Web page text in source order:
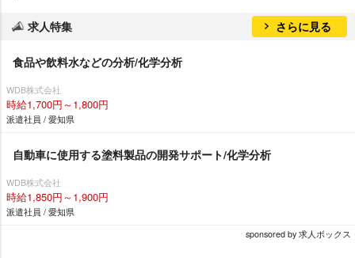
求人特集 さらに見る
食品や飲料水などの分析/化学分析
WDB株式会社
時給1,700円～1,800円
派遣社員 / 愛知県
自動車に使用する塗料製品の開発サポート/化学分析
WDB株式会社
時給1,850円～1,900円
派遣社員 / 愛知県
sponsored by 求人ボックス